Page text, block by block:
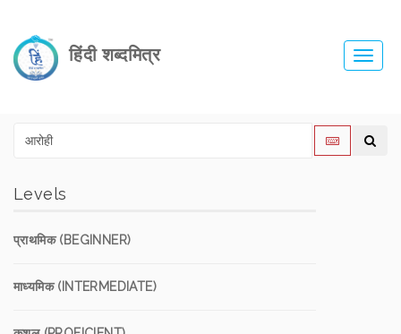
हिंदी शब्दमित्र
Levels
प्राथमिक (BEGINNER)
माध्यमिक (INTERMEDIATE)